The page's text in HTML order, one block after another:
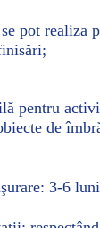
pot realiza
pentru
de
3-6